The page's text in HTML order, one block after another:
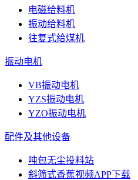
电磁给料机
振动给料机
往复式给煤机
振动电机
VB振动电机
YZS振动电机
YZO振动电机
配件及其他设备
吨包无尘投料站
斜筛式香蕉视频APP下载